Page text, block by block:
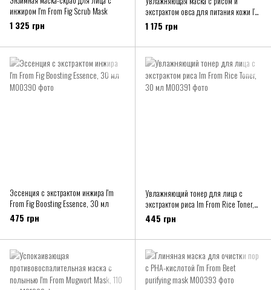
инжиром I'm From Fig Scrub Mask
1 325 грн
экстрактом овса для питания кожи I’m
From Rice Mask, 120 г
1 175 грн
Эссенция с экстрактом инжира I'm
From Fig Boosting Essence, 30 мл
475 грн
Увлажняющий тонер для лица с
экстрактом риса Im From Rice Toner,
30 мл
445 грн